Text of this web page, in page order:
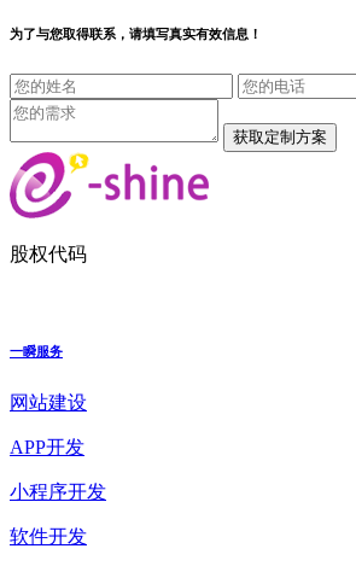
为了与您取得联系，请填写真实有效信息！
股权代码
一瞬服务
网站建设
APP开发
小程序开发
软件开发